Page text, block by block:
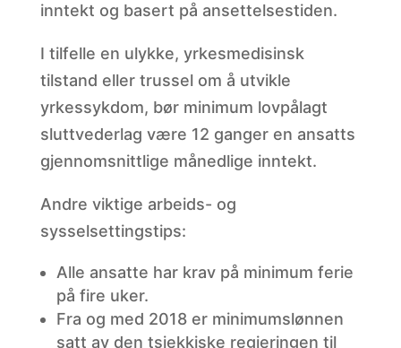
inntekt og basert på ansettelsestiden.
I tilfelle en ulykke, yrkesmedisinsk
tilstand eller trussel om å utvikle
yrkessykdom, bør minimum lovpålagt
sluttvederlag være 12 ganger en ansatts
gjennomsnittlige månedlige inntekt.
Andre viktige arbeids- og
sysselsettingstips:
Alle ansatte har krav på minimum ferie
på fire uker.
Fra og med 2018 er minimumslønnen
satt av den tsjekkiske regjeringen til